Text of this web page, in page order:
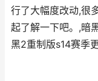
行了大幅度改动,很
起了解一下吧。,暗
黑2重制版s14赛季